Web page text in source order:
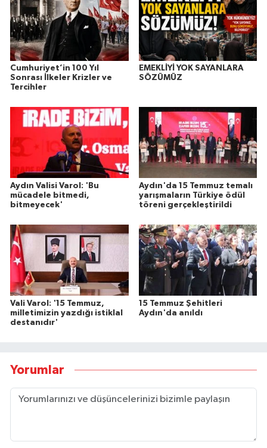
Cumhuriyet’in 100 Yıl
Sonrası İlkeler Krizler ve
Tercihler
EMEKLİYİ YOK SAYANLARA
SÖZÜMÜZ
Aydın Valisi Varol: 'Bu
mücadele bitmedi,
bitmeyecek'
Aydın'da 15 Temmuz temalı
yarışmaların Türkiye ödül
töreni gerçekleştirildi
Vali Varol: '15 Temmuz,
milletimizin yazdığı istiklal
destanıdır'
15 Temmuz Şehitleri
Aydın'da anıldı
Yorumlar